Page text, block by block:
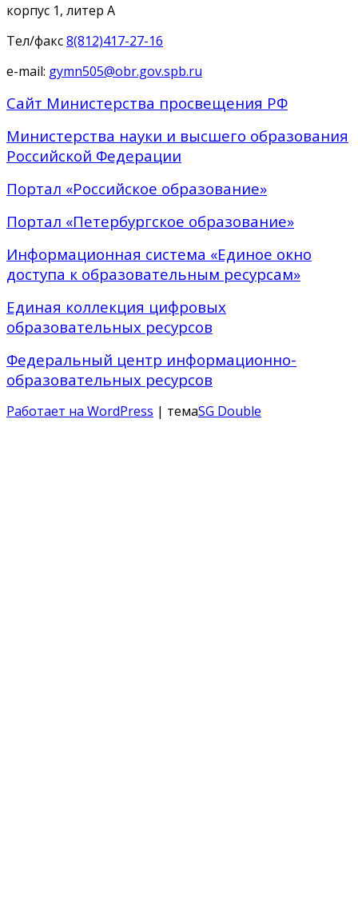
корпус 1, литер А
Тел/факс8(812)417-27-16
e-mail: gymn505@obr.gov.spb.ru
Сайт Министерства просвещения РФ
Министерства науки и высшего образования
Российской Федерации
Портал «Российское образование»
Портал «Петербургское образование»
Информационная система «Единое окно
доступа к образовательным ресурсам»
Единая коллекция цифровых
образовательных ресурсов
Федеральный центр информационно-
образовательных ресурсов
Работает на WordPress | темаSG Double